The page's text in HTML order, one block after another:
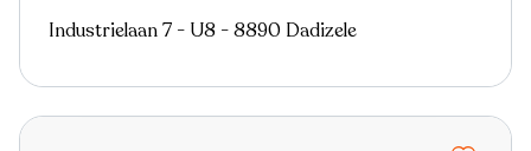
Industrielaan 7 - U8 - 8890 Dadizele